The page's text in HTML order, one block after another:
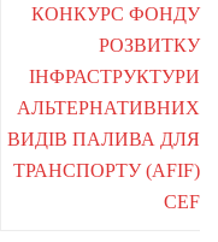
КОНКУРС ФОНДУ
РОЗВИТКУ
ІНФРАСТРУКТУРИ
АЛЬТЕРНАТИВНИХ
ВИДІВ ПАЛИВА ДЛЯ
ТРАНСПОРТУ (AFIF)
CEF